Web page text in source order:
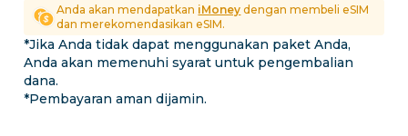
Anda akan mendapatkan iMoney dengan membeli eSIM
dan merekomendasikan eSIM.
*Jika Anda tidak dapat menggunakan paket Anda,
Anda akan memenuhi syarat untuk pengembalian
dana.
*Pembayaran aman dijamin.